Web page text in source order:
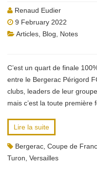
Renaud Eudier
9 February 2022
Articles Blog
Notes
C’est un quart de finale
entre le Bergerac Périgord
clubs, leaders de leur
mais c’est la toute première
Lire la suite
Bergerac Coupe de
Turon Versailles